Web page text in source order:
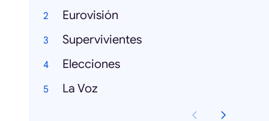
Eurovisión
Supervivientes
Elecciones
La Voz